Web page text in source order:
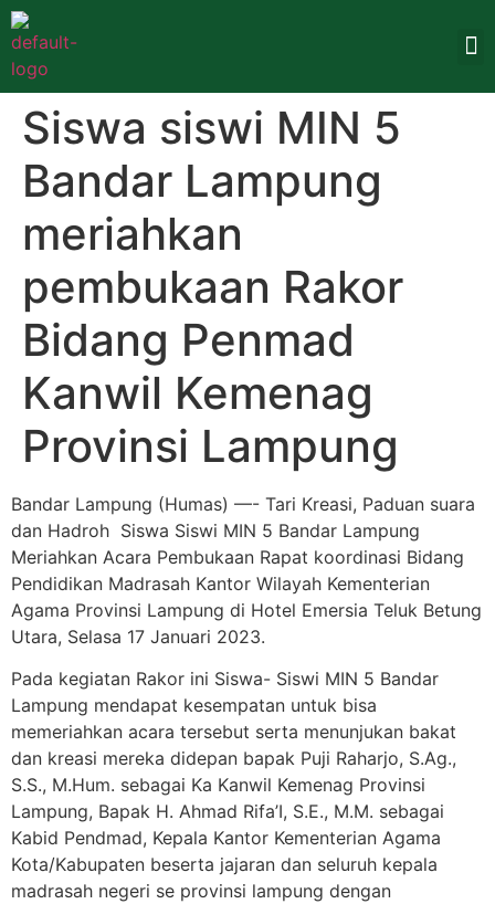
Siswa siswi MIN 5
Bandar Lampung
meriahkan
pembukaan Rakor
Bidang Penmad
Kanwil Kemenag
Provinsi Lampung
Bandar Lampung (Humas) —- Tari Kreasi, Paduan suara
dan Hadroh Siswa Siswi MIN 5 Bandar Lampung
Meriahkan Acara Pembukaan Rapat koordinasi Bidang
Pendidikan Madrasah Kantor Wilayah Kementerian
Agama Provinsi Lampung di Hotel Emersia Teluk Betung
Utara, Selasa 17 Januari 2023.
Pada kegiatan Rakor ini Siswa- Siswi MIN 5 Bandar
Lampung mendapat kesempatan untuk bisa
memeriahkan acara tersebut serta menunjukan bakat
dan kreasi mereka didepan bapak Puji Raharjo, S.Ag.,
S.S., M.Hum. sebagai Ka Kanwil Kemenag Provinsi
Lampung, Bapak H. Ahmad Rifa’I, S.E., M.M. sebagai
Kabid Pendmad, Kepala Kantor Kementerian Agama
Kota/Kabupaten beserta jajaran dan seluruh kepala
madrasah negeri se provinsi lampung dengan